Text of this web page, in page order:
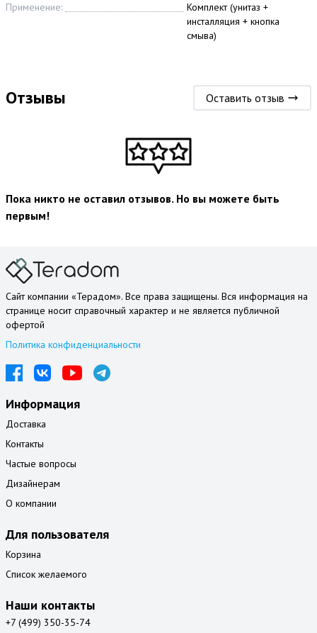
Применение:
Комплект (унитаз +
инсталляция + кнопка
смыва)
Отзывы Оставить отзыв
Пока никто не оставил отзывов. Но вы можете быть
первым!
Сайт компании «Терадом». Все права защищены. Вся информация на
странице носит справочный характер и не является публичной
офертой
Политика конфиденциальности
Информация
Доставка
Контакты
Частые вопросы
Дизайнерам
О компании
Для пользователя
Корзина
Список желаемого
Наши контакты
+7 (499) 350-35-74